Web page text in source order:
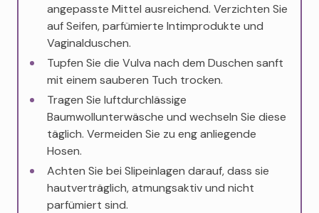
angepasste Mittel ausreichend. Verzichten Sie
auf Seifen, parfümierte Intimprodukte und
Vaginalduschen.
Tupfen Sie die Vulva nach dem Duschen sanft
mit einem sauberen Tuch trocken.
Tragen Sie luftdurchlässige
Baumwollunterwäsche und wechseln Sie diese
täglich. Vermeiden Sie zu eng anliegende
Hosen.
Achten Sie bei Slipeinlagen darauf, dass sie
hautverträglich, atmungsaktiv und nicht
parfümiert sind.